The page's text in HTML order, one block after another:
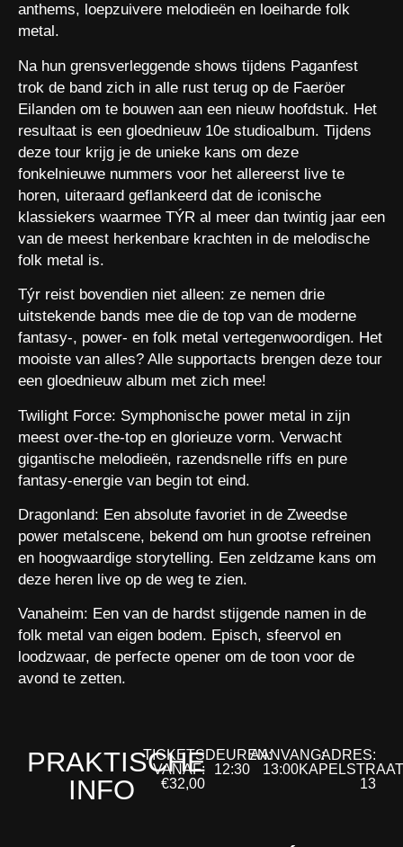
anthems, loepzuivere melodieën en loeiharde folk
metal.
Na hun grensverleggende shows tijdens Paganfest
trok de band zich in alle rust terug op de Faeröer
Eilanden om te bouwen aan een nieuw hoofdstuk. Het
resultaat is een gloednieuw 10e studioalbum. Tijdens
deze tour krijg je de unieke kans om deze
fonkelnieuwe nummers voor het allereerst live te
horen, uiteraard geflankeerd dat de iconische
klassiekers waarmee TÝR al meer dan twintig jaar een
van de meest herkenbare krachten in de melodische
folk metal is.
Týr reist bovendien niet alleen: ze nemen drie
uitstekende bands mee die de top van de moderne
fantasy-, power- en folk metal vertegenwoordigen. Het
mooiste van alles? Alle supportacts brengen deze tour
een gloednieuw album met zich mee!
Twilight Force: Symphonische power metal in zijn
meest over-the-top en glorieuze vorm. Verwacht
gigantische melodieën, razendsnelle riffs en pure
fantasy-energie van begin tot eind.
Dragonland: Een absolute favoriet in de Zweedse
power metalscene, bekend om hun grootse refreinen
en hoogwaardige storytelling. Een zeldzame kans om
deze heren live op de weg te zien.
Vanaheim: Een van de hardst stijgende namen in de
folk metal van eigen bodem. Episch, sfeervol en
loodzwaar, de perfecte opener om de toon voor de
avond te zetten.
PRAKTISCHE
INFO
TICKETS
VANAF:
€32,00
DEUREN:
12:30
AANVANG:
13:00
ADRES:
KAPELSTRAAT
13